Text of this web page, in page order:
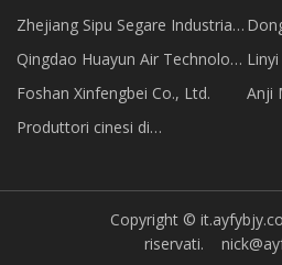
Zhejiang Sipu Segare Industria
Co., Ltd.
Qingdao Huayun Air Technology
Co., Ltd
Foshan Xinfengbei Co., Ltd.
Anji Meita Sedia Industria Co.,
Produttori cinesi di
Copyright ©
riservati.